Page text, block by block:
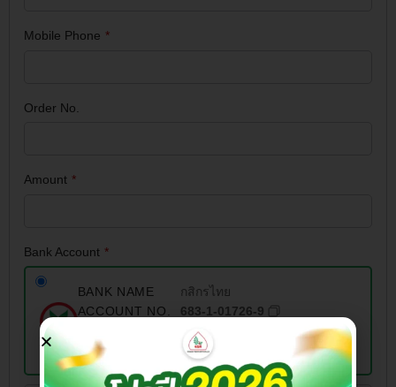
Mobile Phone *
Order No.
Amount *
Bank Account *
BANK NAME
กสิกรไทย
ACCOUNT NO.
683-1-01726-9
NAME
บริษัท เอกสุวรรณเกษตร(2001)
จำกัด